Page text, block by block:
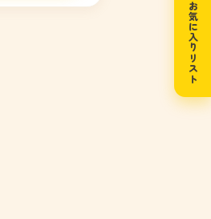
お気に入りリスト